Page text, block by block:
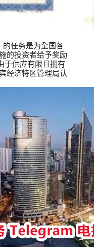
的任务是为全国各
的投资者给予奖励
于供应有限且拥有
经济特区管理局认